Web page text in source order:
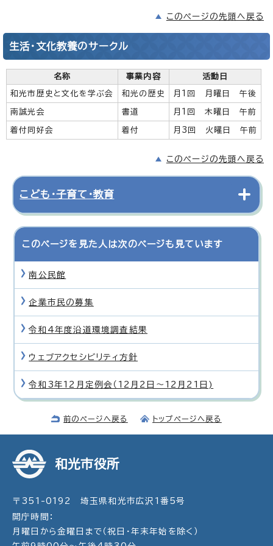
このページの先頭へ戻る
生活・文化教養のサークル
名称 事業内容 活動日
和光市歴史と文化を学ぶ会 和光の歴史 月1回 月曜日 午後
南誠光会 書道 月1回 木曜日 午前
着付同好会 着付 月3回 火曜日 午前
このページの先頭へ戻る
こども・子育て・教育
このページを見た人は次のページも見ています
南公民館
企業市民の募集
令和4年度沿道環境調査結果
ウェブアクセシビリティ方針
令和3年12月定例会（12月2日〜12月21日)
前のページへ戻る トップページへ戻る
和光市役所
〒351-0192 埼玉県和光市広沢1番5号
開庁時間：
月曜日から金曜日まで（祝日・年末年始を除く）